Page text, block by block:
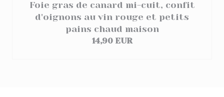
Foie gras de canard mi-cuit, confit
d'oignons au vin rouge et petits
pains chaud maison
14,90 EUR